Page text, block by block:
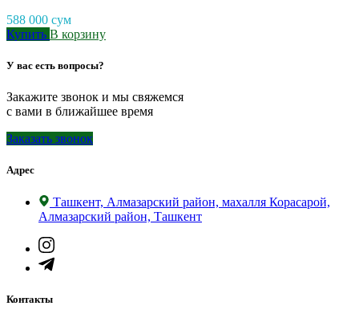
588 000 сум
Купить В корзину
У вас есть вопросы?
Закажите звонок и мы свяжемся
с вами в ближайшее время
Заказать звонок
Адрес
Ташкент, Алмазарский район, махалля Корасарой,
Алмазарский район, Ташкент
Контакты